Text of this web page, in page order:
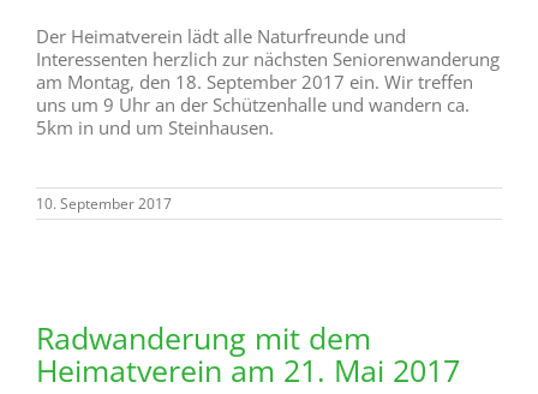
Der Heimatverein lädt alle Naturfreunde und
Interessenten herzlich zur nächsten Seniorenwanderung
am Montag, den 18. September 2017 ein. Wir treffen
uns um 9 Uhr an der Schützenhalle und wandern ca.
5km in und um Steinhausen.
10. September 2017
Radwanderung mit dem
Heimatverein am 21. Mai 2017